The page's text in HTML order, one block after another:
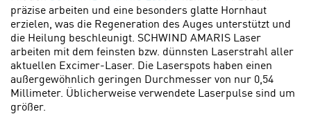
präzise arbeiten und eine besonders glatte Hornhaut
erzielen, was die Regeneration des Auges unterstützt und
die Heilung beschleunigt. SCHWIND AMARIS Laser
arbeiten mit dem feinsten bzw. dünnsten Laserstrahl aller
aktuellen Excimer-Laser. Die Laserspots haben einen
außergewöhnlich geringen Durchmesser von nur 0,54
Millimeter. Üblicherweise verwendete Laserpulse sind um
größer.